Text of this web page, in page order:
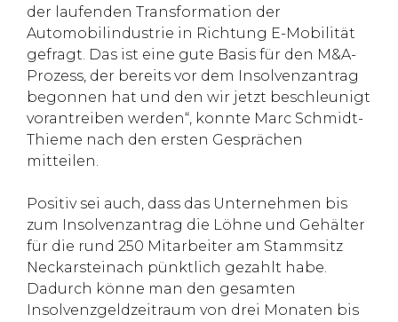
der laufenden Transformation der
Automobilindustrie in Richtung E-Mobilität
gefragt. Das ist eine gute Basis für den M&A-
Prozess, der bereits vor dem Insolvenzantrag
begonnen hat und den wir jetzt beschleunigt
vorantreiben werden“, konnte Marc Schmidt-
Thieme nach den ersten Gesprächen
mitteilen.
Positiv sei auch, dass das Unternehmen bis
zum Insolvenzantrag die Löhne und Gehälter
für die rund 250 Mitarbeiter am Stammsitz
Neckarsteinach pünktlich gezahlt habe.
Dadurch könne man den gesamten
Insolvenzgeldzeitraum von drei Monaten bis